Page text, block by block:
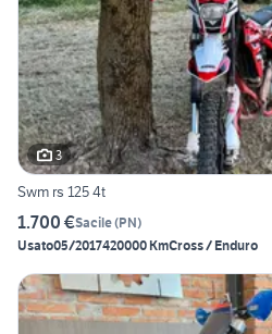
3
Swm rs 125 4t
1.700 €Sacile(PN)
Usato05/2017420000 KmCross / Enduro